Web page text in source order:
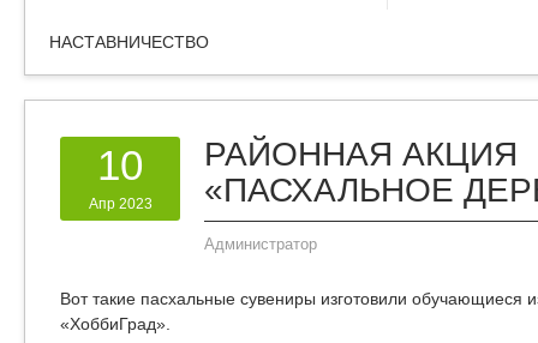
НАСТАВНИЧЕСТВО
10
Апр 2023
РАЙОННАЯ АКЦИЯ
«ПАСХАЛЬНОЕ
Администратор
Вот такие пасхальные сувениры изготовили обучающиеся
«ХоббиГрад».